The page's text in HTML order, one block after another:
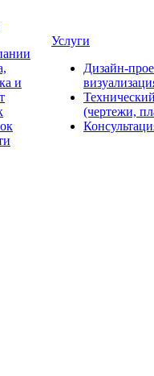
и
Услуги
Дизайн-
(чертежи,